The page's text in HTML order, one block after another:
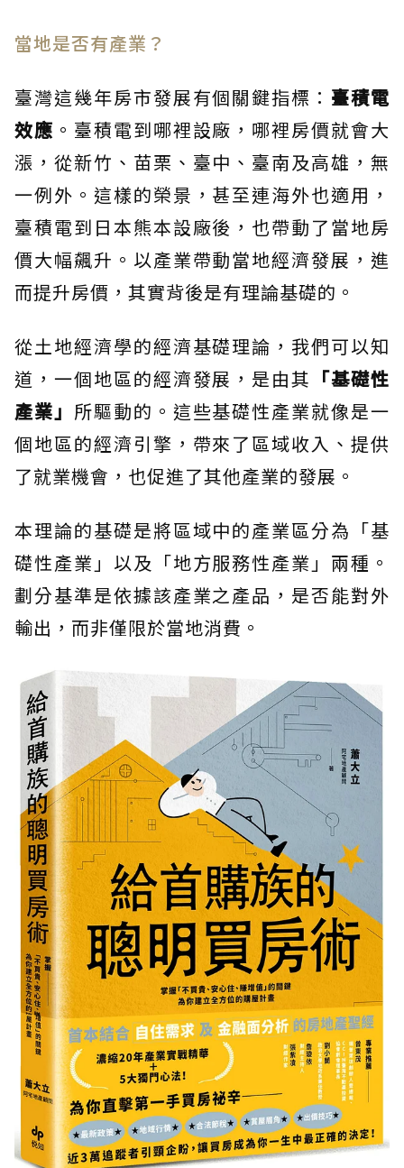
當地是否有產業？
臺灣這幾年房市發展有個關鍵指標： 臺積電
效應 。臺積電到哪裡設廠，哪裡房價就會大
漲，從新竹、苗栗、臺中、臺南及高雄，無
一例外。這樣的榮景，甚至連海外也適用，
臺積電到日本熊本設廠後，也帶動了當地房
價大幅飆升。以產業帶動當地經濟發展，進
而提升房價，其實背後是有理論基礎的。
從土地經濟學的經濟基礎理論，我們可以知
道，一個地區的經濟發展，是由其 「基礎性
產業」 所驅動的。這些基礎性產業就像是一
個地區的經濟引擎，帶來了區域收入、提供
了就業機會，也促進了其他產業的發展。
本理論的基礎是將區域中的產業區分為「基
礎性產業」以及「地方服務性產業」兩種。
劃分基準是依據該產業之產品，是否能對外
輸出，而非僅限於當地消費。